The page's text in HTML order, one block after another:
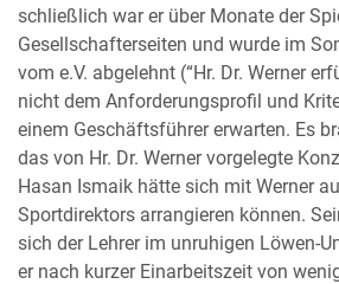
schließlich war er über Monate der
Gesellschafterseiten und wurde im
vom e.V. abgelehnt (“Hr. Dr. Werner
nicht dem Anforderungsprofil und
einem Geschäftsführer erwarten. Es
das von Hr. Dr. Werner vorgelegte
Hasan Ismaik hätte sich mit Werner
Sportdirektors arrangieren können.
sich der Lehrer im unruhigen Löwen-
er nach kurzer Einarbeitszeit von